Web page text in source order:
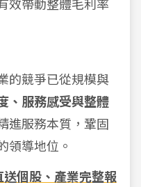
效帶動整體毛利率
的競爭已從規模與
、服務感受與整體
進服務本質，鞏固
領導地位。
個股、產業完整報